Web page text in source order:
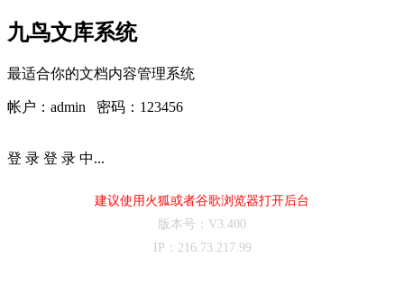
九鸟文库系统
最适合你的文档内容管理系统
帐户：admin 密码：123456
登 录 登 录 中...
建议使用火狐或者谷歌浏览器打开后台
版本号：V3.400
IP：216.73.217.99